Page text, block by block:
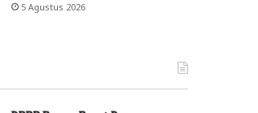
5 Agustus 2026